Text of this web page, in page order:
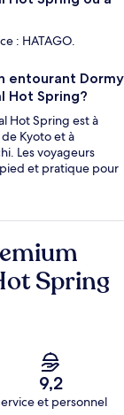
: HATAGO.
entourant Dormy
Hot Spring?
Hot Spring est à
Kyoto et à
Les voyageurs
et pratique pour
Spring
9,2
et personnel